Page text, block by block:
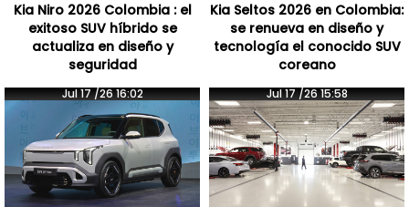
Kia Niro 2026 Colombia : el
exitoso SUV híbrido se
actualiza en diseño y
seguridad
Kia Seltos 2026 en Colombia:
se renueva en diseño y
tecnología el conocido SUV
coreano
Jul 17 /26 16:02 Jul 17 /26 15:58